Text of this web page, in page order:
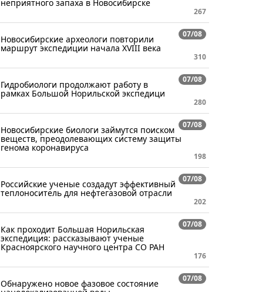
неприятного запаха в Новосибирске
267
07/08
Новосибирские археологи повторили
маршрут экспедиции начала XVIII века
310
07/08
Гидробиологи продолжают работу в
рамках Большой Норильской экспедици
280
07/08
Новосибирские биологи займутся поиском
веществ, преодолевающих систему защиты
генома коронавируса
198
07/08
Российские ученые создадут эффективный
теплоноситель для нефтегазовой отрасли
202
07/08
Как проходит Большая Норильская
экспедиция: рассказывают ученые
Красноярского научного центра СО РАН
176
07/08
Обнаружено новое фазовое состояние